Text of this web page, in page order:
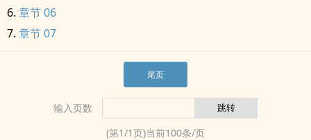
章节 06
章节 07
尾页
输入页数
(第1/1页)当前100条/页